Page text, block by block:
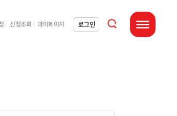
신청조회 마이페이지 로그인
통합검색 열기
전체메뉴 열기